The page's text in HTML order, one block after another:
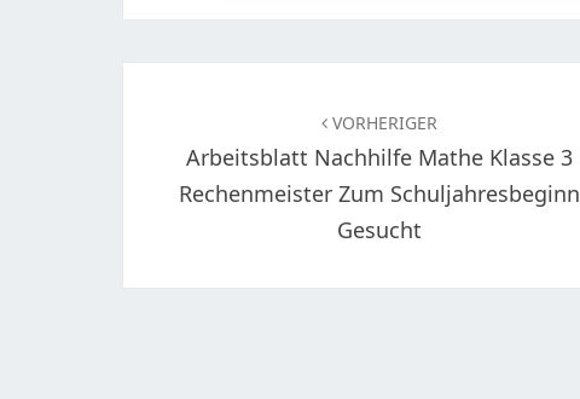
VORHERIGER
Arbeitsblatt Nachhilfe Mathe Klasse 3
Rechenmeister Zum Schuljahresbeginn
Gesucht